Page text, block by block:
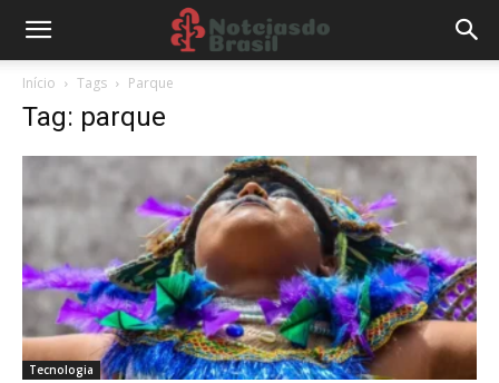
Início Tags Parque
Tag: parque
Tecnologia